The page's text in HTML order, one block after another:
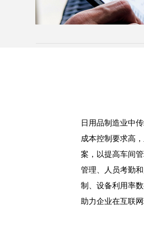
日用品制造业中
成本控制要求高
案，以提高车间
管理、人员考勤
制、设备利用率
助力企业在互联